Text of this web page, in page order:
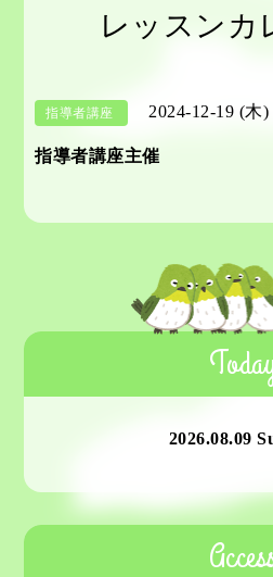
レッスンカ
指導者講座 2024-12-19 (木)
指導者講座主催
2026.08.09